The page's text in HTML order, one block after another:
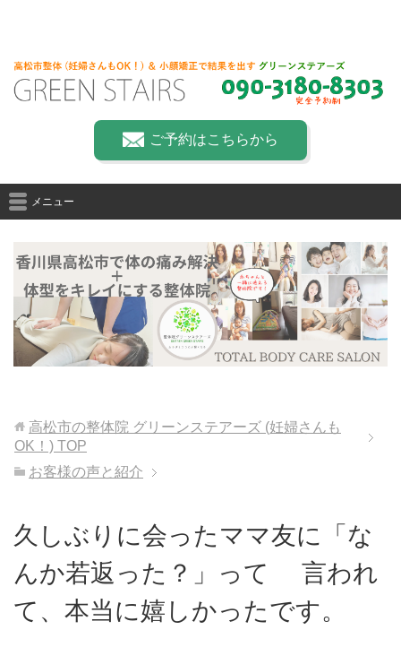
ご予約はこちらから
メニュー
高松市の整体院 グリーンステアーズ (妊婦さんも
OK！) TOP
お客様の声と紹介
久しぶりに会ったママ友に「な
んか若返った？」って 言われ
て、本当に嬉しかったです。